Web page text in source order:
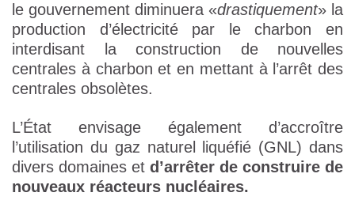
le gouvernement diminuera «drastiquement» la
production d’électricité par le charbon en
interdisant la construction de nouvelles
centrales à charbon et en mettant à l’arrêt des
centrales obsolètes.
L’État envisage également d’accroître
l’utilisation du gaz naturel liquéfié (GNL) dans
divers domaines et d’arrêter de construire de
nouveaux réacteurs nucléaires.